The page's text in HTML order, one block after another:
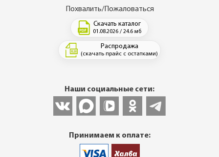
Похвалить/Пожаловаться
Скачать каталог
01.08.2026 / 24.6 мб
Распродажа
(скачать прайс с остатками)
Наши социальные сети:
Принимаем к оплате: